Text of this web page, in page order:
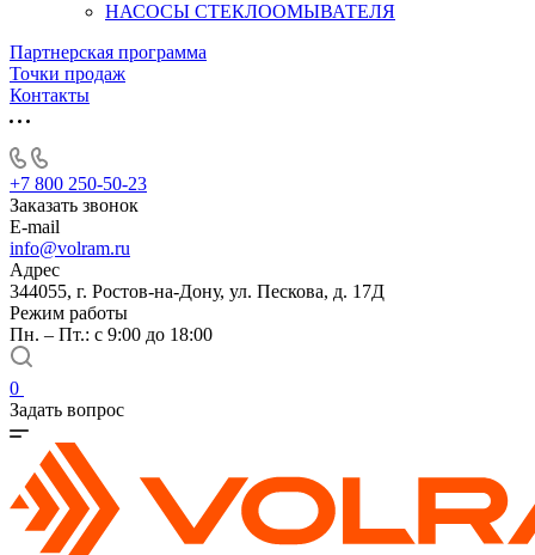
НАСОСЫ СТЕКЛООМЫВАТЕЛЯ
Партнерская программа
Точки продаж
Контакты
+7 800 250-50-23
Заказать звонок
E-mail
info@volram.ru
Адрес
344055, г. Ростов-на-Дону, ул. Пескова, д. 17Д
Режим работы
Пн. – Пт.: с 9:00 до 18:00
0
Задать вопрос